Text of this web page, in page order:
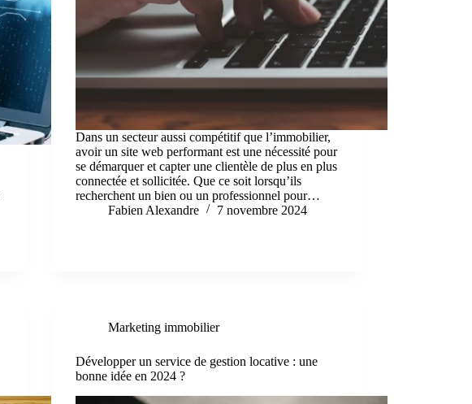
Dans un secteur aussi compétitif que l’immobilier,
avoir un site web performant est une nécessité pour
se démarquer et capter une clientèle de plus en plus
connectée et sollicitée. Que ce soit lorsqu’ils
recherchent un bien ou un professionnel pour…
Fabien Alexandre
7 novembre 2024
Marketing immobilier
Développer un service de gestion locative : une
bonne idée en 2024 ?